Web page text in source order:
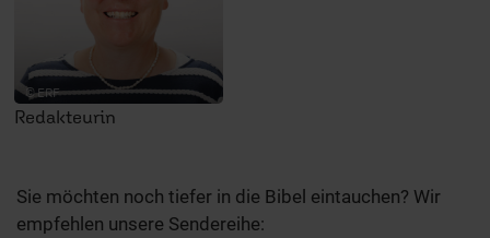
© ERF
Redakteurin
Sie möchten noch tiefer in die Bibel eintauchen? Wir
empfehlen unsere Sendereihe: